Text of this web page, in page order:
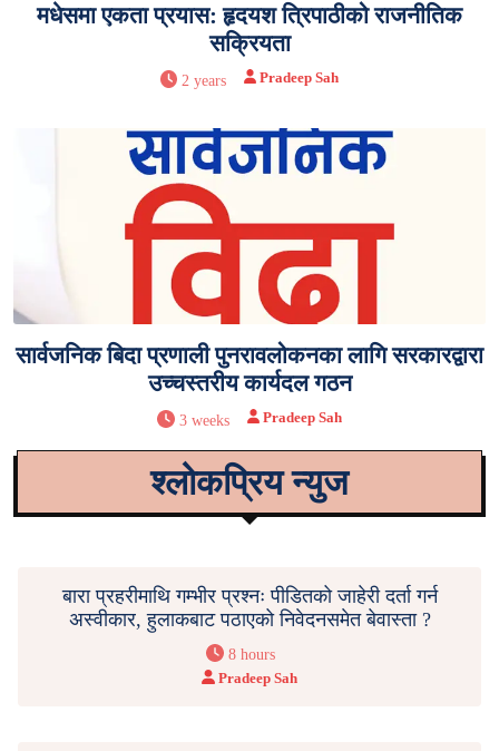
मधेसमा एकता प्रयास: हृदयश त्रिपाठीको राजनीतिक
सक्रियता
2 years Pradeep Sah
सार्वजनिक बिदा प्रणाली पुनरावलोकनका लागि सरकारद्वारा
उच्चस्तरीय कार्यदल गठन
3 weeks Pradeep Sah
श्लोकप्रिय न्युज
बारा प्रहरीमाथि गम्भीर प्रश्नः पीडितको जाहेरी दर्ता गर्न
अस्वीकार, हुलाकबाट पठाएको निवेदनसमेत बेवास्ता ?
8 hours
Pradeep Sah